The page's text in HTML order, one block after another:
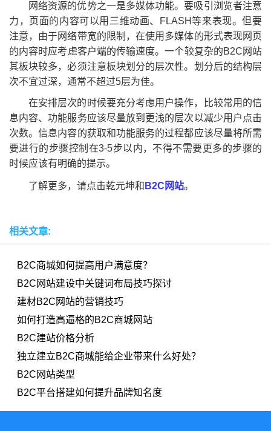
网络资源的优势之一是多媒体功能。要吸引浏览者注意
力，页面的内容可以用三维动画、FLASH等来表现。但要
注意，由于网络带宽的限制，在使用多媒体的形式表现网页
的内容时应考虑客户端的传输速度。一个较复杂的B2C网站
其板块较多，必须注意板块划分的层次性。划分后的结构层
次不宜过深，通常不超过5层为佳。
在安排层次的时候要充分考虑用户操作，比较常用的信
息内容、功能服务应该尽量放到更浅的层次以减少用户点击
次数。信息内容的获取和功能服务的过程都应该尽量将所需
要进行的步骤控制在3-5步以内，不得不需要更多的步骤的
时候应该有明确的提示。
了解更多，请点击乾元坤和 B2C网站。
相关文章:
B2C商城如何提高用户满意度？
B2C网站建设中关键词布局技巧探讨
建材B2C网站的营销技巧
如何打造高逼格的B2C商城网站
B2C建站价格分析
独立建立B2C商城能给企业带来什么好处？
B2C网站类型
B2C平台搭建如何提升品牌知名度